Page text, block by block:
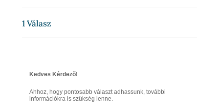
1Válasz
Kedves Kérdező!
Ahhoz, hogy pontosabb választ adhassunk, további
információkra is szükség lenne.